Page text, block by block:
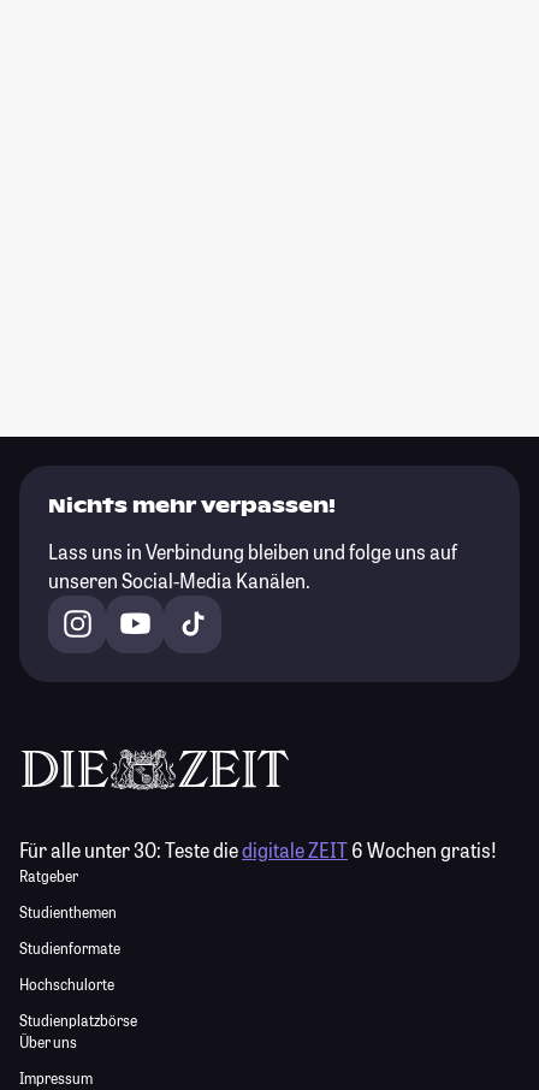
Nichts mehr verpassen!
Lass uns in Verbindung bleiben und folge uns auf
unseren Social-Media Kanälen.
Für alle unter 30:Teste diedigitale ZEIT6 Wochen gratis!
Ratgeber
Studienthemen
Studienformate
Hochschulorte
Studienplatzbörse
Über uns
Impressum